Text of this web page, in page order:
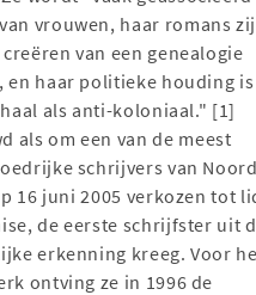
vrouwen, haar romans
van een genealogie
en haar politieke houding is
als anti-koloniaal." [1]
als om een ​​van de meest
schrijvers van
16 juni 2005 verkozen tot
de eerste schrijfster uit
erkenning kreeg. Voor
ontving ze in 1996 de